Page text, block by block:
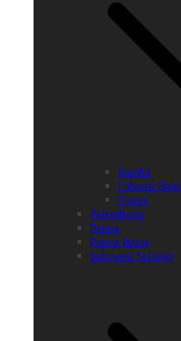
Sumba
Labuan Bajo
Flores
Palembang
Papua
Papua Barat
Sulawesi Selatan